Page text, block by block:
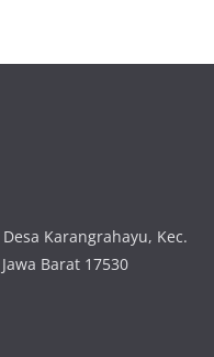
Karangrahayu, Kec.
Barat 17530